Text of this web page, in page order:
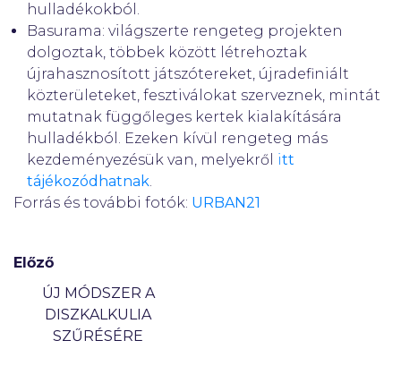
hulladékokból.
Basurama: világszerte rengeteg projekten
dolgoztak, többek között létrehoztak
újrahasznosított játszótereket, újradefiniált
közterületeket, fesztiválokat szerveznek, mintát
mutatnak függőleges kertek kialakítására
hulladékból. Ezeken kívül rengeteg más
kezdeményezésük van, melyekről itt
tájékozódhatnak.
Forrás és további fotók: URBAN21
Előző
ÚJ MÓDSZER A
DISZKALKULIA
SZŰRÉSÉRE